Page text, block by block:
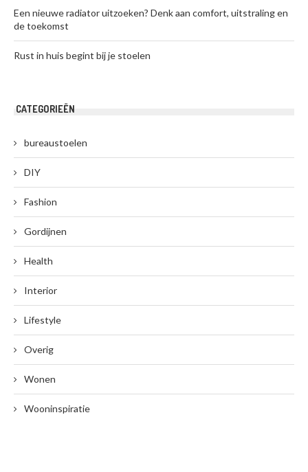
Een nieuwe radiator uitzoeken? Denk aan comfort, uitstraling en
de toekomst
Rust in huis begint bij je stoelen
CATEGORIEËN
bureaustoelen
DIY
Fashion
Gordijnen
Health
Interior
Lifestyle
Overig
Wonen
Wooninspiratie